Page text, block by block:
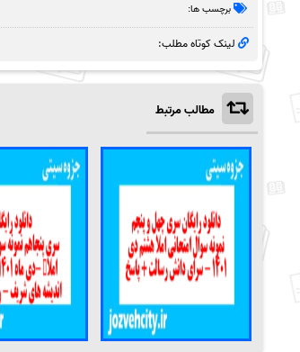
برچسب ها:
لینک کوتاه مطلب:
مطالب مرتبط